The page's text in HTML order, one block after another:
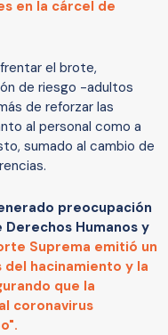
en la cárcel de
el brote,
de riesgo -adultos
de reforzar las
al personal como a
sumado al cambio de
preocupación
Humanos y
Suprema emitió un
hacinamiento y la
que la
coronavirus